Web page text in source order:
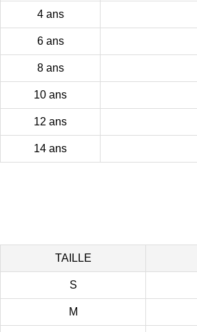
4 ans
6 ans
8 ans
10 ans
12 ans
14 ans
TAILLE
S
M